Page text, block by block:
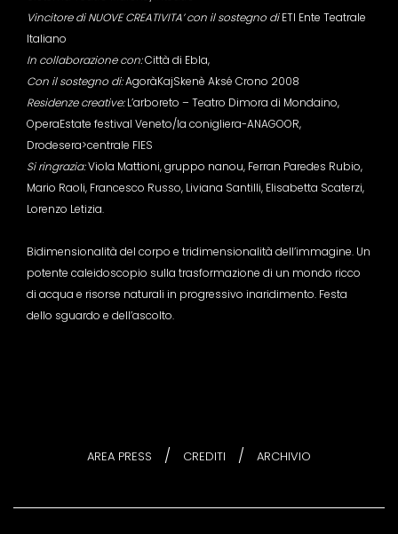
Vincitore di NUOVE CREATIVITA’ con il sostegno diETI Ente Teatrale
Italiano
In collaborazione con:Città di Ebla,
Con il sostegno di:AgoràKajSkenè Aksé Crono 2008
Residenze creative:L’arboreto – Teatro Dimora di Mondaino,
OperaEstate festival Veneto/la conigliera-ANAGOOR,
Drodesera>centrale FIES
Si ringrazia:Viola Mattioni, gruppo nanou, Ferran Paredes Rubio,
Mario Raoli, Francesco Russo, Liviana Santilli, Elisabetta Scaterzi,
Lorenzo Letizia.
Bidimensionalità del corpo e tridimensionalità dell’immagine. Un
potente caleidoscopio sulla trasformazione di un mondo ricco
di acqua e risorse naturali in progressivo inaridimento. Festa
dello sguardo e dell’ascolto.
AREA PRESS / CREDITI / ARCHIVIO